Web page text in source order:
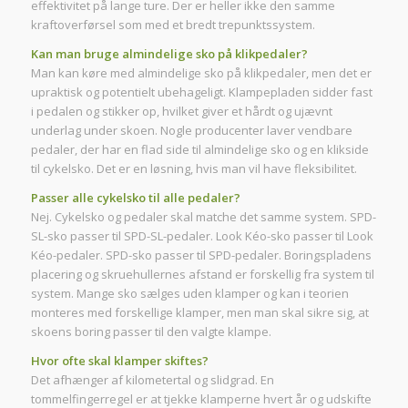
effektivitet på lange ture. Der er heller ikke den samme
kraftoverførsel som med et bredt trepunktssystem.
Kan man bruge almindelige sko på klikpedaler?
Man kan køre med almindelige sko på klikpedaler, men det er
upraktisk og potentielt ubehageligt. Klampepladen sidder fast
i pedalen og stikker op, hvilket giver et hårdt og ujævnt
underlag under skoen. Nogle producenter laver vendbare
pedaler, der har en flad side til almindelige sko og en klikside
til cykelsko. Det er en løsning, hvis man vil have fleksibilitet.
Passer alle cykelsko til alle pedaler?
Nej. Cykelsko og pedaler skal matche det samme system. SPD-
SL-sko passer til SPD-SL-pedaler. Look Kéo-sko passer til Look
Kéo-pedaler. SPD-sko passer til SPD-pedaler. Boringspladens
placering og skruehullernes afstand er forskellig fra system til
system. Mange sko sælges uden klamper og kan i teorien
monteres med forskellige klamper, men man skal sikre sig, at
skoens boring passer til den valgte klampe.
Hvor ofte skal klamper skiftes?
Det afhænger af kilometertal og slidgrad. En
tommelfingerregel er at tjekke klamperne hvert år og udskifte